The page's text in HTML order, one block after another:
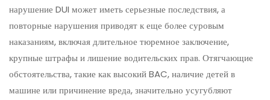
нарушение DUI может иметь серьезные последствия, а
повторные нарушения приводят к еще более суровым
наказаниям, включая длительное тюремное заключение,
крупные штрафы и лишение водительских прав. Отягчающие
обстоятельства, такие как высокий BAC, наличие детей в
машине или причинение вреда, значительно усугубляют